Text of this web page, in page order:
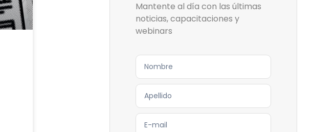
Mantente al día con las últimas
noticias, capacitaciones y
webinars